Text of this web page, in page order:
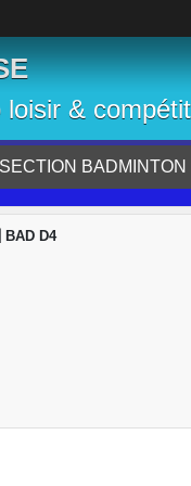
&
SECTION BADMINTON
BAD D4